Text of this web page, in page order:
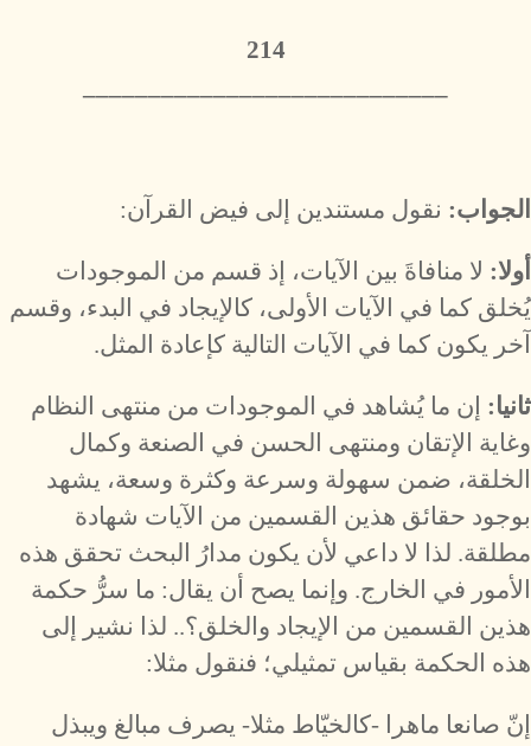
214
الجواب: نقول مستندين إلى فيض القرآن:
أولا: لا منافاةَ بين الآيات، إذ قسم من الموجودات
يُخلق كما في الآيات الأولى، كالإيجاد في البدء، وقسم
آخر يكون كما في الآيات التالية كإعادة المثل.
ثانيا: إن ما يُشاهد في الموجودات من منتهى النظام
وغاية الإتقان ومنتهى الحسن في الصنعة وكمال
الخلقة، ضمن سهولة وسرعة وكثرة وسعة، يشهد
بوجود حقائق هذين القسمين من الآيات شهادة
مطلقة. لذا لا داعي لأن يكون مدارُ البحث تحقق هذه
الأمور في الخارج. وإنما يصح أن يقال: ما سرُّ حكمة
هذين القسمين من الإيجاد والخلق؟.. لذا نشير إلى
هذه الحكمة بقياس تمثيلي؛ فنقول مثلا:
إنّ صانعا ماهرا -كالخيّاط مثلا- يصرف مبالغ ويبذل